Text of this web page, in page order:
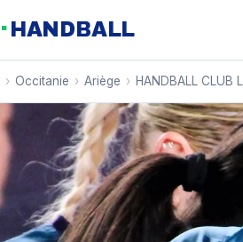
· HANDBALL
› Occitanie › Ariège › HANDBALL CLUB